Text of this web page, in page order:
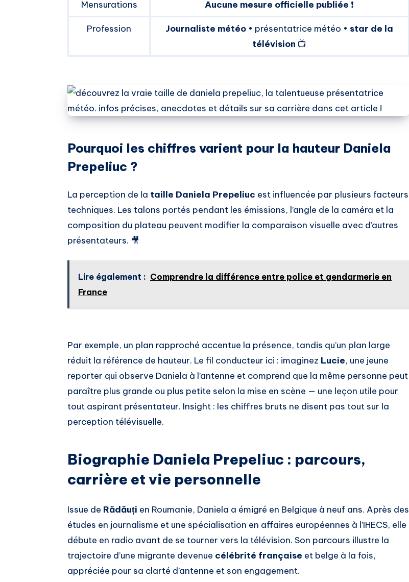
Mensurations Aucune mesure officielle publiée ❗
Profession Journaliste météo • présentatrice météo • star de la
télévision 📺
Pourquoi les chiffres varient pour la hauteur Daniela
Prepeliuc ?
La perception de la taille Daniela Prepeliuc est influencée par plusieurs facteurs
techniques. Les talons portés pendant les émissions, l’angle de la caméra et la
composition du plateau peuvent modifier la comparaison visuelle avec d’autres
présentateurs. 🎥
Lire également : Comprendre la différence entre police et gendarmerie en
France
Par exemple, un plan rapproché accentue la présence, tandis qu’un plan large
réduit la référence de hauteur. Le fil conducteur ici : imaginez Lucie, une jeune
reporter qui observe Daniela à l’antenne et comprend que la même personne peut
paraître plus grande ou plus petite selon la mise en scène — une leçon utile pour
tout aspirant présentateur. Insight : les chiffres bruts ne disent pas tout sur la
perception télévisuelle.
Biographie Daniela Prepeliuc : parcours,
carrière et vie personnelle
Issue de Rădăuți en Roumanie, Daniela a émigré en Belgique à neuf ans. Après des
études en journalisme et une spécialisation en affaires européennes à l’IHECS, elle
débute en radio avant de se tourner vers la télévision. Son parcours illustre la
trajectoire d’une migrante devenue célébrité française et belge à la fois,
appréciée pour sa clarté d’antenne et son engagement.